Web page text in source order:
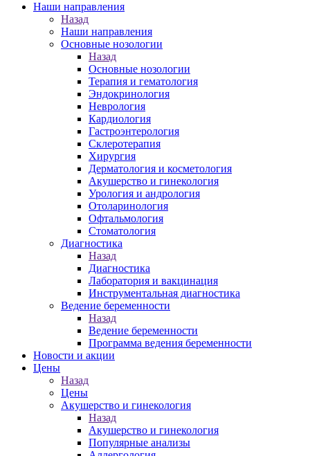
Наши направления
Назад
Наши направления
Основные нозологии
Назад
Основные нозологии
Терапия и гематология
Эндокринология
Неврология
Кардиология
Гастроэнтерология
Склеротерапия
Хирургия
Дерматология и косметология
Акушерство и гинекология
Урология и андрология
Отоларинология
Офтальмология
Стоматология
Диагностика
Назад
Диагностика
Лаборатория и вакцинация
Инструментальная диагностика
Ведение беременности
Назад
Ведение беременности
Программа ведения беременности
Новости и акции
Цены
Назад
Цены
Акушерство и гинекология
Назад
Акушерство и гинекология
Популярные анализы